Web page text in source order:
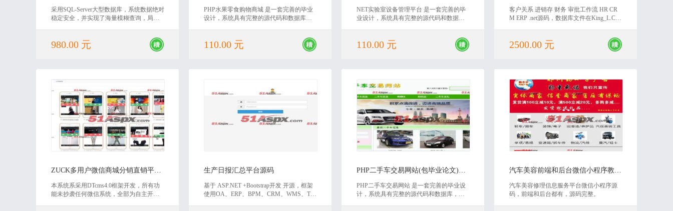
采用SQL-Server大型数据库，系统数据绝对
稳定安全，并实现了海量模糊查询，局域
980.00 元
PHP水果零食购物商城 是一套完善的毕业
设计，系统具有完整的源代码和数据库，
值，欢迎下载。
110.00 元
NET实验室设备管理平台 是一套完善的毕
业设计，系统具有完整的源代码和数据
欢迎下载。
110.00 元
客户关系 进销存 财务 审批工作流 HR CR
M ERP .net源码，数据库文件在King_L.CR
修改好连接串后，方可正常运行，不懂的
2500.00 元
ZUCK多用户微信商城分销直销平台源码
本系统系采用DTcms4.0框架开发，所有功
能未抄袭任何微信系统，全部为自主开
生产日报汇总平台源码
基于 ASP.NET +Bootstrap开发 开源，框架
使用OA、ERP、BPM、CRM、WMS、TM
PHP二手车交易网站(包毕业论文)源码
PHP二手车交易网站 是一套完善的毕业设
计，系统具有完整的源代码和数据库，还
汽车美容前端和后台微信小程序教辅源码
汽车美容修理信息服务平台微信小程序源
码，前端和后台都有，源码完整。